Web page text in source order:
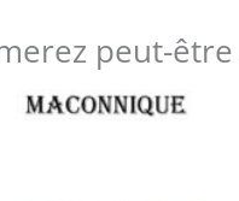
peut-